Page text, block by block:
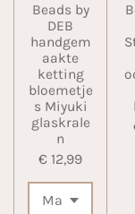
Beads by
DEB
handgem
aakte
ketting
bloemetje
s Miyuki
glaskrale
n
€ 12,99